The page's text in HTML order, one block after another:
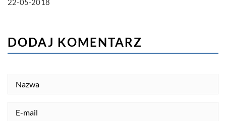
22-05-2018
DODAJ KOMENTARZ